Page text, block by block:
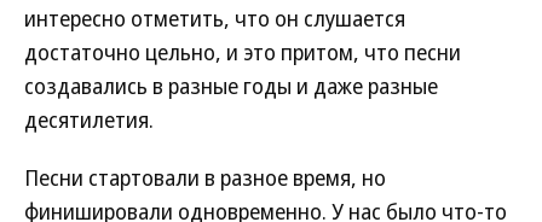
интересно отметить, что он слушается
достаточно цельно, и это притом, что песни
создавались в разные годы и даже разные
десятилетия.
Песни стартовали в разное время, но
финишировали одновременно. У нас было что-то